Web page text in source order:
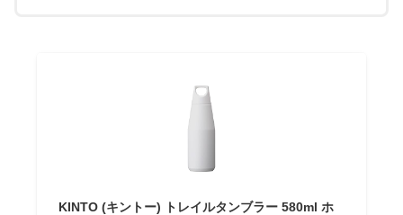
KINTO (キントー) トレイルタンブラー 580ml ホ